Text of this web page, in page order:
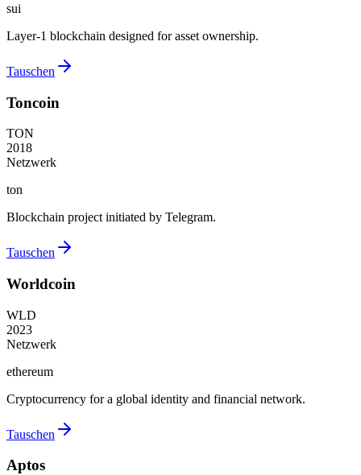
sui
Layer-1 blockchain designed for asset ownership.
Tauschen
Toncoin
TON
2018
Netzwerk
ton
Blockchain project initiated by Telegram.
Tauschen
Worldcoin
WLD
2023
Netzwerk
ethereum
Cryptocurrency for a global identity and financial network.
Tauschen
Aptos